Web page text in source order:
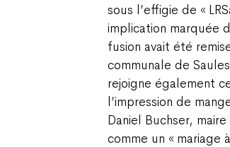
sous l’effigie de «
implication marquée
fusion avait été
communale de
rejoigne également
l’impression de
Daniel Buchser,
comme un « mariage